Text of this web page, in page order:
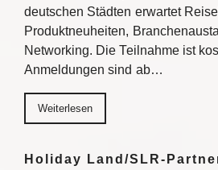
deutschen Städten erwartet
Produktneuheiten,
Networking. Die Teilnahme ist
Anmeldungen sind ab…
Weiterlesen
Holiday Land/SLR-